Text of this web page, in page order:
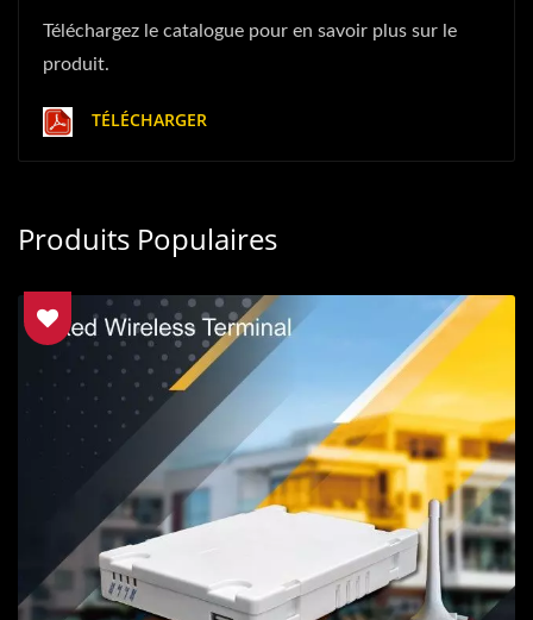
Téléchargez le catalogue pour en savoir plus sur le
produit.
TÉLÉCHARGER
Produits Populaires